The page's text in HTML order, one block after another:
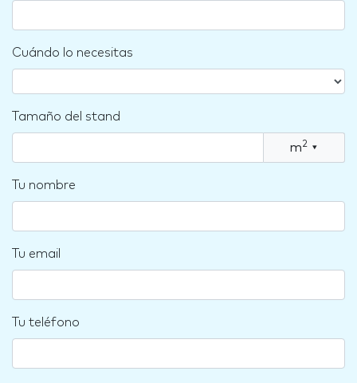
Cuándo lo necesitas
Tamaño del stand
m2 ▾
Tu nombre
Tu email
Tu teléfono